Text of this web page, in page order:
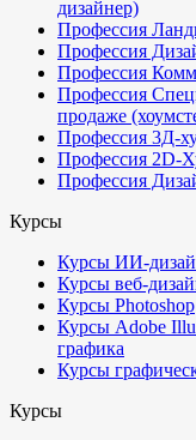
дизайнер)
Профессия
Профессия
Профессия
Профессия
продаже
Профессия 3Д-
Профессия 2D-
Профессия
Курсы
Курсы ИИ-
Курсы веб-
Курсы Photoshop
Курсы Adobe
графика
Курсы
Курсы